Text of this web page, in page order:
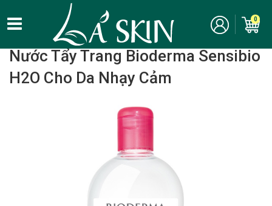
0
Home Chăm Sóc Da Mặt - Skincare/ Tẩy trang
Nước Tẩy Trang Bioderma Sensibio
H2O Cho Da Nhạy Cảm